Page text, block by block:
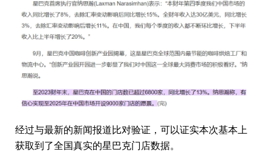
经过与最新的新闻报道比对验证，可以证实本次基本上
获取到了全国真实的星巴克门店数据。